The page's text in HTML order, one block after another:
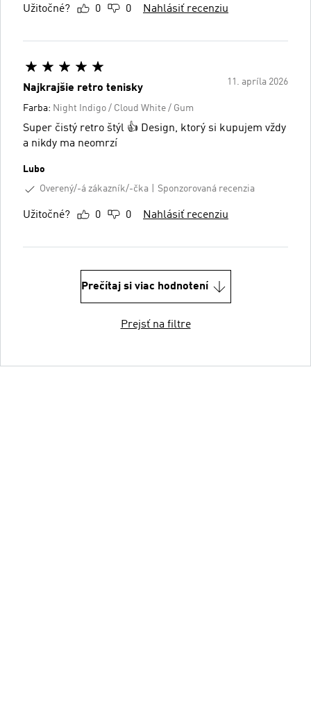
Užitočné? 0 0 Nahlásiť recenziu
11. apríla 2026
Najkrajšie retro tenisky
Farba: Night Indigo / Cloud White / Gum
Super čistý retro štýl 👍 Design, ktorý si kupujem vždy
a nikdy ma neomrzí
Lubo
Overený/-á zákazník/-čka
Sponzorovaná recenzia
Užitočné? 0 0 Nahlásiť recenziu
Prečítaj si viac hodnotení
Prejsť na filtre